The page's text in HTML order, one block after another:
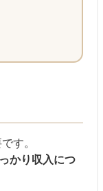
す。
かり収入につ